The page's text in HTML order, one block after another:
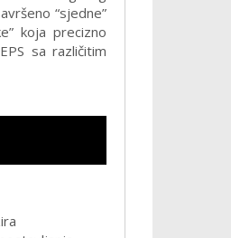
“sjedne”
koja precizno
sa različitim